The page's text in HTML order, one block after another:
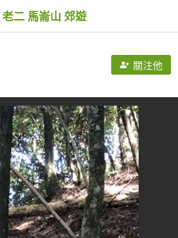
二 馬崙山 郊遊
關注他